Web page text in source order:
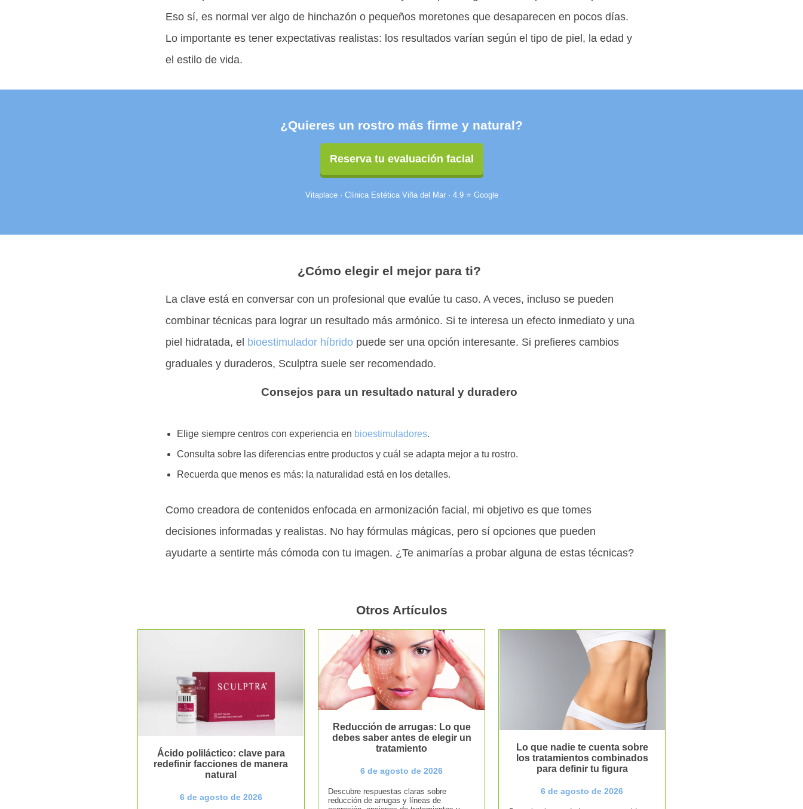
Eso sí, es normal ver algo de hinchazón o pequeños moretones que desaparecen en pocos días.
Lo importante es tener expectativas realistas: los resultados varían según el tipo de piel, la edad y
el estilo de vida.
¿Quieres un rostro más firme y natural?
Reserva tu evaluación facial
Vitaplace · Clínica Estética Viña del Mar · 4.9 ⭐ Google
¿Cómo elegir el mejor para ti?
La clave está en conversar con un profesional que evalúe tu caso. A veces, incluso se pueden
combinar técnicas para lograr un resultado más armónico. Si te interesa un efecto inmediato y una
piel hidratada, el bioestimulador híbridopuede ser una opción interesante. Si prefieres cambios
graduales y duraderos, Sculptra suele ser recomendado.
Consejos para un resultado natural y duradero
Elige siempre centros con experiencia en bioestimuladores.
Consulta sobre las diferencias entre productos y cuál se adapta mejor a tu rostro.
Recuerda que menos es más: la naturalidad está en los detalles.
Como creadora de contenidos enfocada en armonización facial, mi objetivo es que tomes
decisiones informadas y realistas. No hay fórmulas mágicas, pero sí opciones que pueden
ayudarte a sentirte más cómoda con tu imagen. ¿Te animarías a probar alguna de estas técnicas?
Otros Artículos
Ácido poliláctico: clave para
redefinir facciones de manera
natural
6 de agosto de 2026
Reducción de arrugas: Lo que
debes saber antes de elegir un
tratamiento
6 de agosto de 2026
Descubre respuestas claras sobre
reducción de arrugas y líneas de
Lo que nadie te cuenta sobre
los tratamientos combinados
para definir tu figura
6 de agosto de 2026